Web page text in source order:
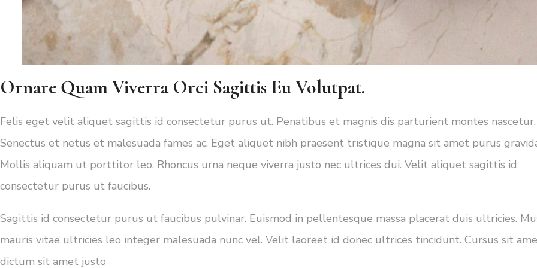
Ornare Quam Viverra Orci Sagittis Eu Volutpat.
Felis eget velit aliquet sagittis id consectetur purus ut. Penatibus et magnis dis parturient montes nascetur.
Senectus et netus et malesuada fames ac. Eget aliquet nibh praesent tristique magna sit amet purus
Mollis aliquam ut porttitor leo. Rhoncus urna neque viverra justo nec ultrices dui. Velit aliquet sagittis id
consectetur purus ut faucibus.
Sagittis id consectetur purus ut faucibus pulvinar. Euismod in pellentesque massa placerat duis ultricies.
mauris vitae ultricies leo integer malesuada nunc vel. Velit laoreet id donec ultrices tincidunt. Cursus sit
dictum sit amet justo